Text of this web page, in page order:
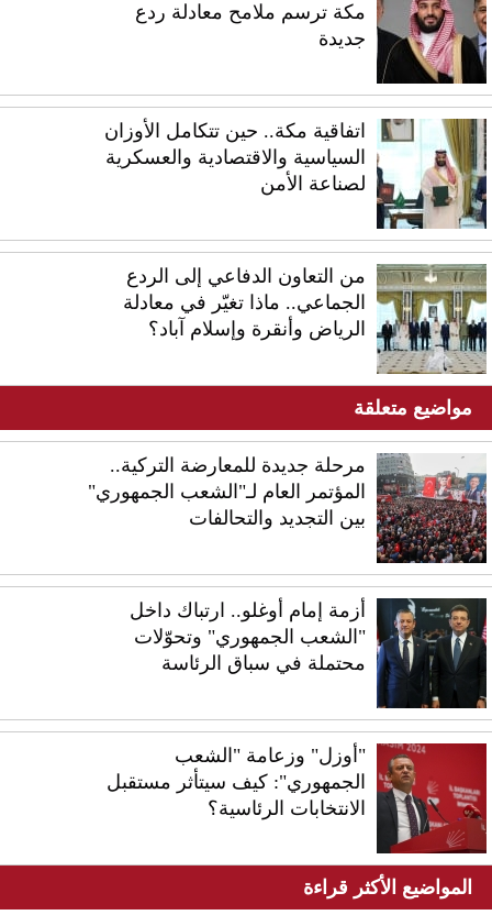
مكة ترسم ملامح معادلة ردع
جديدة
اتفاقية مكة.. حين تتكامل الأوزان
السياسية والاقتصادية والعسكرية
لصناعة الأمن
من التعاون الدفاعي إلى الردع
الجماعي.. ماذا تغيّر في معادلة
الرياض وأنقرة وإسلام آباد؟
مواضيع متعلقة
مرحلة جديدة للمعارضة التركية..
المؤتمر العام لـ"الشعب الجمهوري"
بين التجديد والتحالفات
أزمة إمام أوغلو.. ارتباك داخل
"الشعب الجمهوري" وتحوّلات
محتملة في سباق الرئاسة
"أوزل" وزعامة "الشعب
الجمهوري": كيف سيتأثر مستقبل
الانتخابات الرئاسية؟
المواضيع الأكثر قراءة